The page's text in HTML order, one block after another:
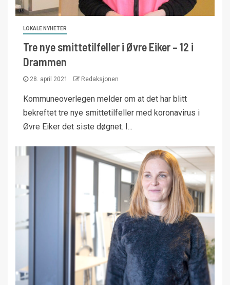
LOKALE NYHETER
Tre nye smittetilfeller i Øvre Eiker – 12 i
Drammen
28. april 2021 Redaksjonen
Kommuneoverlegen melder om at det har blitt
bekreftet tre nye smittetilfeller med koronavirus i
Øvre Eiker det siste døgnet. I...